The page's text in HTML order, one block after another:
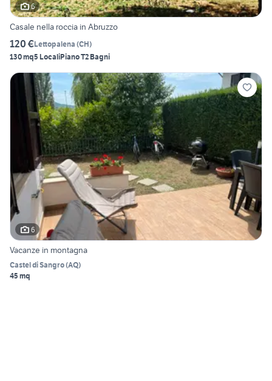
6
Casale nella roccia in Abruzzo
120 €Lettopalena (CH)
130 mq5 LocaliPiano T2 Bagni
6
Vacanze in montagna
Castel di Sangro(AQ)
45 mq